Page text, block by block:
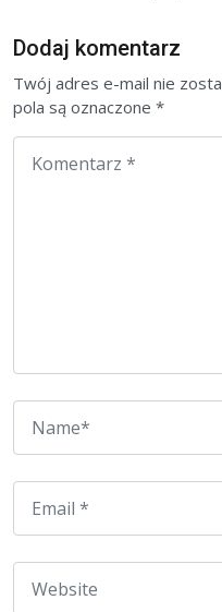
Dodaj komentarz
Twój adres e-mail nie
pola są oznaczone *